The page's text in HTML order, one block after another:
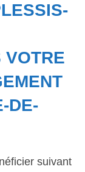
VOTRE
DE-
suivant